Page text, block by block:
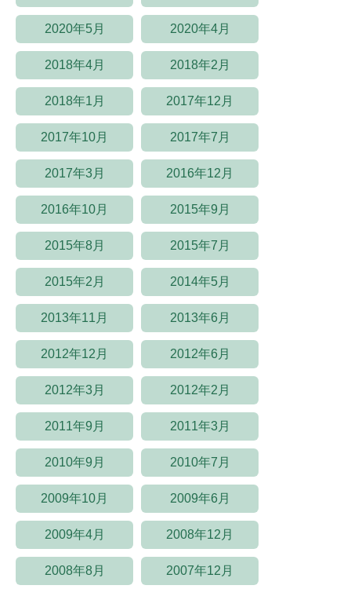
2020年5月 2020年4月
2018年4月 2018年2月
2018年1月 2017年12月
2017年10月 2017年7月
2017年3月 2016年12月
2016年10月 2015年9月
2015年8月 2015年7月
2015年2月 2014年5月
2013年11月 2013年6月
2012年12月 2012年6月
2012年3月 2012年2月
2011年9月 2011年3月
2010年9月 2010年7月
2009年10月 2009年6月
2009年4月 2008年12月
2008年8月 2007年12月